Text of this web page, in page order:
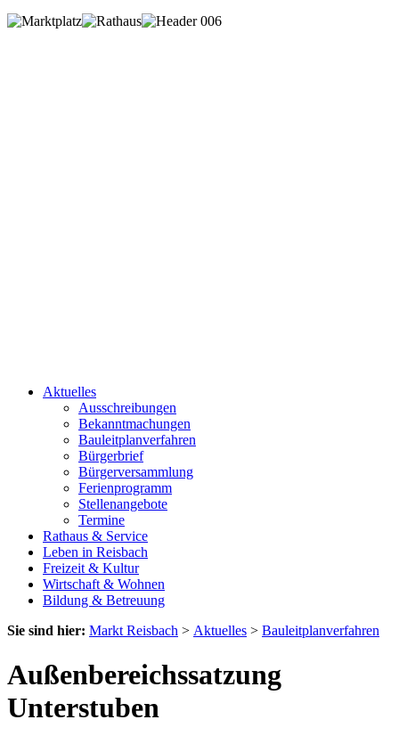
Aktuelles
Ausschreibungen
Bekanntmachungen
Bauleitplanverfahren
Bürgerbrief
Bürgerversammlung
Ferienprogramm
Stellenangebote
Termine
Rathaus & Service
Leben in Reisbach
Freizeit & Kultur
Wirtschaft & Wohnen
Bildung & Betreuung
Sie sind hier: Markt Reisbach > Aktuelles > Bauleitplanverfahren
Außenbereichssatzung
Unterstuben